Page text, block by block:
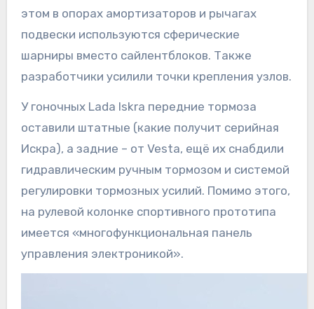
этом в опорах амортизаторов и рычагах
подвески используются сферические
шарниры вместо сайлентблоков. Также
разработчики усилили точки крепления узлов.
У гоночных Lada Iskra передние тормоза
оставили штатные (какие получит серийная
Искра), а задние – от Vesta, ещё их снабдили
гидравлическим ручным тормозом и системой
регулировки тормозных усилий. Помимо этого,
на рулевой колонке спортивного прототипа
имеется «многофункциональная панель
управления электроникой».